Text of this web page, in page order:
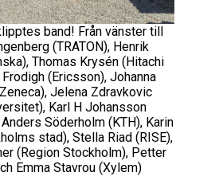
band! Från vänster till
(TRATON), Henrik
Thomas Krysén (Hitachi
(Ericsson), Johanna
Jelena Zdravkovic
Karl H Johansson
Söderholm (KTH), Karin
stad), Stella Riad (RISE),
(Region Stockholm), Petter
Emma Stavrou (Xylem)